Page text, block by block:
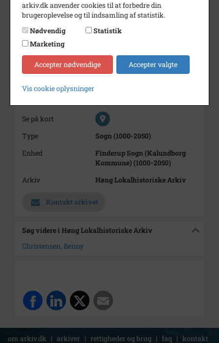
Type
Billeder
Bemærkning
Årstal
1988
Dateringsnote
Se på kort
Type
Sogn (1000-2050)
Enhed
Finderup Sogn (Kalundborg
Kommune) (1000-2050)
Arkiv
Høng Lokalhistoriske Arkiv
Kontakt arkivet
Søg videre i Høng Lokalhistoriske Arkiv
Christensen, Benny
om arkiv.dk | arkiver | rettigheder og brug | faq | kontakt
arkiv.dk anvender cookies til at forbedre din
brugeroplevelse og til indsamling af statistik.
Nødvendig
Statistik
Marketing
Accepter nødvendige Accepter valgte
Vis cookie oplysninger